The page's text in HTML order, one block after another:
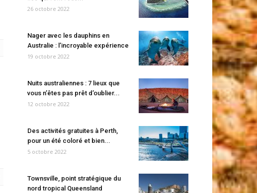
26 octobre 2022
Nager avec les dauphins en
Australie : l’incroyable expérience
19 octobre 2022
Nuits australiennes : 7 lieux que
vous n’êtes pas prêt d’oublier...
12 octobre 2022
Des activités gratuites à Perth,
pour un été coloré et bien...
5 octobre 2022
Townsville, point stratégique du
nord tropical Queensland